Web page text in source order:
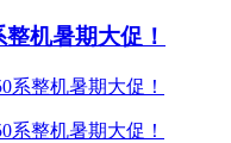
机暑期大促！